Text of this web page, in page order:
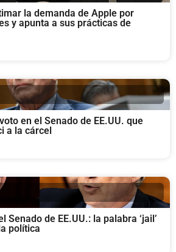
la demanda de Apple por
y apunta a sus prácticas de
en el Senado de EE.UU. que
a la cárcel
Senado de EE.UU.: la palabra ‘jail’
política